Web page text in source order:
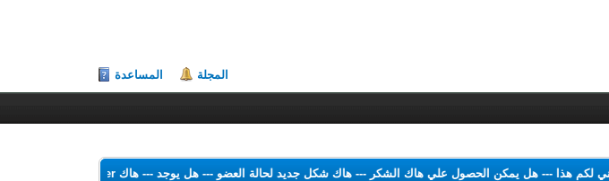
المجلة المساعدة
ومني لكم هذا---هل يمكن الحصول علي هاك الشكر---هاك شكل جديد لحالة العضو---هل يوجد---هاك Theme Color Changer